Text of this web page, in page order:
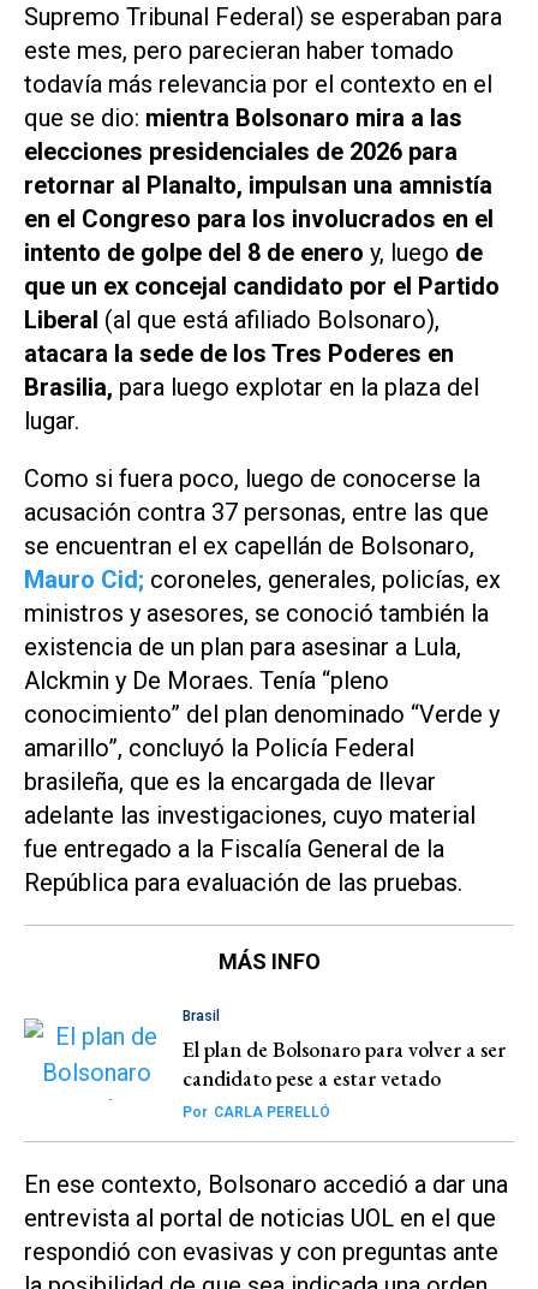
Supremo Tribunal Federal) se esperaban para
este mes, pero parecieran haber tomado
todavía más relevancia por el contexto en el
que se dio: mientra Bolsonaro mira a las
elecciones presidenciales de 2026 para
retornar al Planalto, impulsan una amnistía
en el Congreso para los involucrados en el
intento de golpe del 8 de enero y, luego de
que un ex concejal candidato por el Partido
Liberal (al que está afiliado Bolsonaro),
atacara la sede de los Tres Poderes en
Brasilia, para luego explotar en la plaza del
lugar.
Como si fuera poco, luego de conocerse la
acusación contra 37 personas, entre las que
se encuentran el ex capellán de Bolsonaro,
Mauro Cid; coroneles, generales, policías, ex
ministros y asesores, se conoció también la
existencia de un plan para asesinar a Lula,
Alckmin y De Moraes. Tenía “pleno
conocimiento” del plan denominado “Verde y
amarillo”, concluyó la Policía Federal
brasileña, que es la encargada de llevar
adelante las investigaciones, cuyo material
fue entregado a la Fiscalía General de la
República para evaluación de las pruebas.
MÁS INFO
Brasil
El plan de Bolsonaro para volver a ser
candidato pese a estar vetado
Por CARLA PERELLÓ
En ese contexto, Bolsonaro accedió a dar una
entrevista al portal de noticias UOL en el que
respondió con evasivas y con preguntas ante